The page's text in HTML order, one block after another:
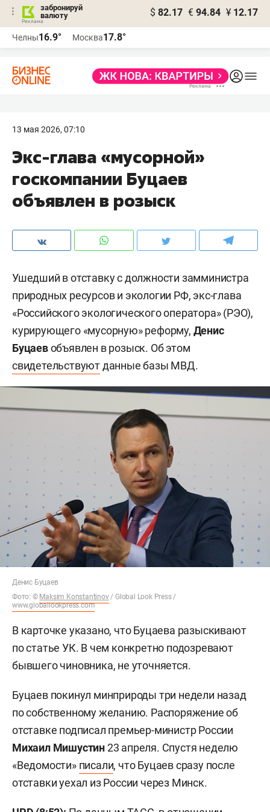
забронируй
валюту
$ 82.17 € 94.84 ¥ 12.17
Челны16.9° Москва17.8°
13 мая 2026, 07:10
Экс-глава «мусорной»
госкомпании Буцаев
объявлен в розыск
Ушедший в отставку с должности замминистра
природных ресурсов и экологии РФ, экс-глава
«Российского экологического оператора» (РЭО),
курирующего «мусорную» реформу, Денис
Буцаевобъявлен в розыск. Об этом
свидетельствуютданные базы МВД.
Денис Буцаев
Фото: © Maksim Konstantinov/ Global Look Press /
www.globallookpress.com
В карточке указано, что Буцаева разыскивают
по статье УК. В чем конкретно подозревают
бывшего чиновника, не уточняется.
Буцаев покинул минприроды три недели назад
по собственному желанию. Распоряжение об
отставке подписал премьер-министр России
Михаил Мишустин23 апреля. Спустя неделю
«Ведомости» писали, что Буцаев сразу после
отставки уехал из России через Минск.